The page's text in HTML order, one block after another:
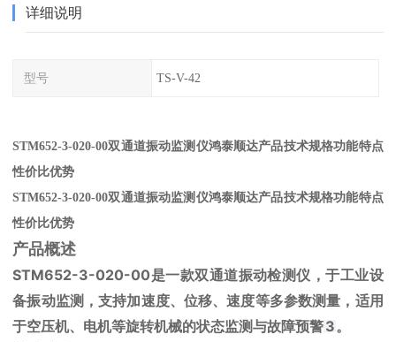
详细说明
型号 TS-V-42
STM652-3-020-00双通道振动监测仪鸿泰顺达产品技术规格功能特点
性价比优势
STM652-3-020-00双通道振动监测仪鸿泰顺达产品技术规格功能特点
性价比优势
产品概述
STM652-3-020-00是一款双通道振动检测仪，于工业设
备振动监测，支持加速度、位移、速度等多参数测量，适用
于空压机、电机等旋转机械的状态监测与故障预警‌3。